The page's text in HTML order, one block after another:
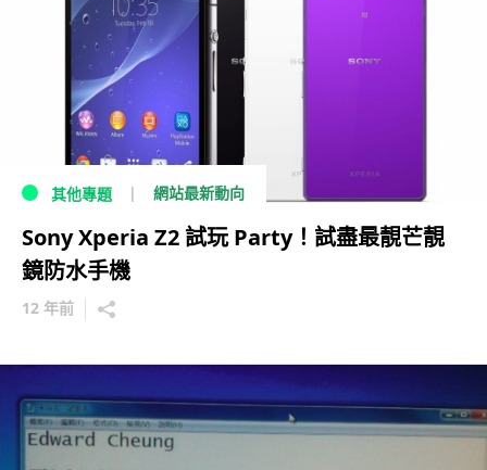
其他專題 網站最新動向
Sony Xperia Z2 試玩 Party！試盡最靚芒靚
鏡防水手機
12 年前